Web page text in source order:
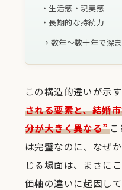
・生活感・現実感
・長期的な持続力
→ 数年〜数十年で深
この構造的違いが示
される要素と、結婚
分が大きく異なる”こ
は完璧なのに、なぜ
じる場面は、まさに
価軸の違いに起因して